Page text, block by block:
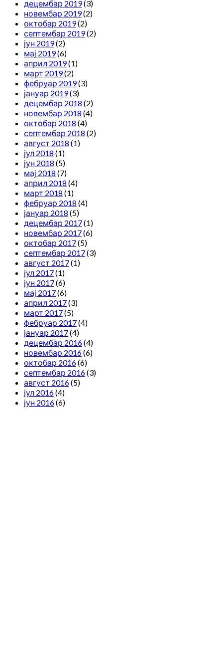
децембар 2019(3)
новембар 2019(2)
октобар 2019(2)
септембар 2019(2)
јун 2019(2)
мај 2019(6)
април 2019(1)
март 2019(2)
фебруар 2019(3)
јануар 2019(3)
децембар 2018 (2)
новембар 2018 (4)
октобар 2018 (4)
септембар 2018 (2)
август 2018 (1)
јул 2018 (1)
јун 2018 (5)
мај 2018 (7)
април 2018 (4)
март 2018 (1)
фебруар 2018 (4)
јануар 2018 (5)
децембар 2017(1)
новембар 2017(6)
октобар 2017(5)
септембар 2017(3)
август 2017(1)
јул 2017(1)
јун 2017(6)
мај 2017(6)
април 2017(3)
март 2017(5)
фебруар 2017(4)
јануар 2017(4)
децембар 2016(4)
новембар 2016(6)
октобар 2016(6)
септембар 2016(3)
август 2016(5)
јул 2016(4)
јун 2016(6)